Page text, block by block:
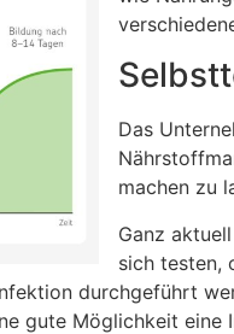
Das
machen zu
Ganz
sich testen,
durchgeführt
gute Möglichkeit